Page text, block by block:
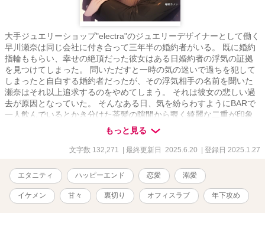
大手ジュエリーショップ"electra"のジュエリーデザイナーとして働く
早川瀬奈は同じ会社に付き合って三年半の婚約者がいる。 既に婚約
指輪ももらい、幸せの絶頂だった彼女はある日婚約者の浮気の証拠
を見つけてしまった。 問いただすと一時の気の迷いで過ちを犯して
しまったと自白する婚約者だったが、その浮気相手の名前を聞いた
瀬奈はそれ以上追求するのをやめてしまう。 それは彼女の悲しい過
去が原因となっていた。 そんなある日、気を紛らわすようにBARで
一人飲んでいるとかき分けた茶髪の隙間から覗く綺麗な二重が印象
的のイケメン九条夏樹に出会う。 彼はオーダーメイドのジュエリー
ショップを経営する若きオーナーだった。 身体の関係から始まる本
当の愛の物語。 二人きりの時の夏樹はとびきり甘く、そして強引な
り元婚約者なのか、それとも身体の関係から始まった夏樹なのか。
そして瀬奈の心にのしかかる過去の出来事は一体⋯⋯。 ※表紙はニ
ジジャーニーで作成しました
もっと見る
文字数 132,271 | 最終更新日 2025.6.20 | 登録日 2025.1.27
エタニティ ハッピーエンド 恋愛 溺愛
イケメン 甘々 裏切り オフィスラブ 年下攻め